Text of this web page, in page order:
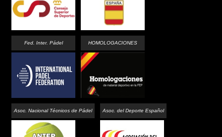
Fed. Inter. Pádel HOMOLOGACIONES
Asoc. Nacional Técnicos de Pádel Asoc. del Deporte Español